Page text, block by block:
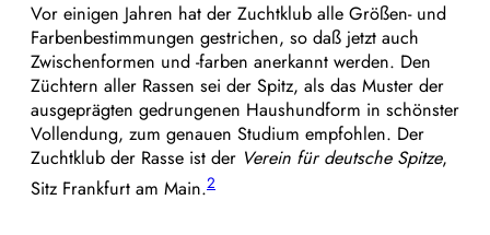
Vor einigen Jahren hat der Zuchtklub alle Größen- und
Farbenbestimmungen gestrichen, so daß jetzt auch
Zwischenformen und -farben anerkannt werden. Den
Züchtern aller Rassen sei der Spitz, als das Muster der
ausgeprägten gedrungenen Haushundform in schönster
Vollendung, zum genauen Studium empfohlen. Der
Zuchtklub der Rasse ist der Verein für deutsche Spitze,
Sitz Frankfurt am Main.2